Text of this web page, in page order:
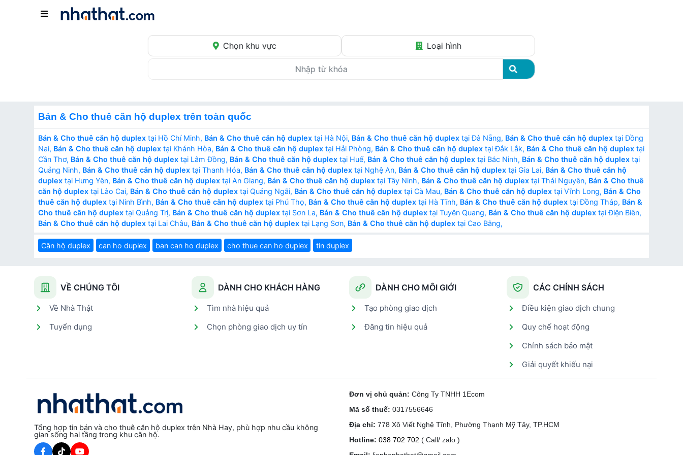
Chọn khu vực Loại hình
Bán & Cho thuê căn hộ duplex trên toàn quốc
Bán & Cho thuê căn hộ duplex tại Hồ Chí Minh, Bán & Cho thuê căn hộ duplex tại Hà Nội, Bán & Cho thuê căn hộ duplex tại Đà Nẵng, Bán & Cho thuê căn hộ duplex tại Đồng
Nai, Bán & Cho thuê căn hộ duplex tại Khánh Hòa, Bán & Cho thuê căn hộ duplex tại Hải Phòng, Bán & Cho thuê căn hộ duplex tại Đắk Lắk, Bán & Cho thuê căn hộ duplex tại
Cần Thơ, Bán & Cho thuê căn hộ duplex tại Lâm Đồng, Bán & Cho thuê căn hộ duplex tại Huế, Bán & Cho thuê căn hộ duplex tại Bắc Ninh, Bán & Cho thuê căn hộ duplex tại
Quảng Ninh, Bán & Cho thuê căn hộ duplex tại Thanh Hóa, Bán & Cho thuê căn hộ duplex tại Nghệ An, Bán & Cho thuê căn hộ duplex tại Gia Lai, Bán & Cho thuê căn hộ
duplex tại Hưng Yên, Bán & Cho thuê căn hộ duplex tại An Giang, Bán & Cho thuê căn hộ duplex tại Tây Ninh, Bán & Cho thuê căn hộ duplex tại Thái Nguyên, Bán & Cho thuê
căn hộ duplex tại Lào Cai, Bán & Cho thuê căn hộ duplex tại Quảng Ngãi, Bán & Cho thuê căn hộ duplex tại Cà Mau, Bán & Cho thuê căn hộ duplex tại Vĩnh Long, Bán & Cho
thuê căn hộ duplex tại Ninh Bình, Bán & Cho thuê căn hộ duplex tại Phú Thọ, Bán & Cho thuê căn hộ duplex tại Hà Tĩnh, Bán & Cho thuê căn hộ duplex tại Đồng Tháp, Bán &
Cho thuê căn hộ duplex tại Quảng Trị, Bán & Cho thuê căn hộ duplex tại Sơn La, Bán & Cho thuê căn hộ duplex tại Tuyên Quang, Bán & Cho thuê căn hộ duplex tại Điện Biên,
Bán & Cho thuê căn hộ duplex tại Lai Châu, Bán & Cho thuê căn hộ duplex tại Lạng Sơn, Bán & Cho thuê căn hộ duplex tại Cao Bằng,
Căn hộ duplex can ho duplex ban can ho duplex cho thue can ho duplex tin duplex
VỀ CHÚNG TÔI
Về Nhà Thật
Tuyển dụng
DÀNH CHO KHÁCH HÀNG
Tìm nhà hiệu quả
Chọn phòng giao dịch uy tín
DÀNH CHO MÔI GIỚI
Tạo phòng giao dịch
Đăng tin hiệu quả
CÁC CHÍNH SÁCH
Điều kiện giao dịch chung
Quy chế hoạt động
Chính sách bảo mật
Giải quyết khiếu nại
Tổng hợp tin bán và cho thuê căn hộ duplex trên Nhà Hay, phù hợp nhu cầu không
gian sống hai tầng trong khu căn hộ.
Đơn vị chủ quản: Công Ty TNHH 1Ecom
Mã số thuế: 0317556646
Địa chỉ: 778 Xô Viết Nghệ Tĩnh, Phường Thạnh Mỹ Tây, TP.HCM
Hotline: 038 702 702 ( Call/ zalo )